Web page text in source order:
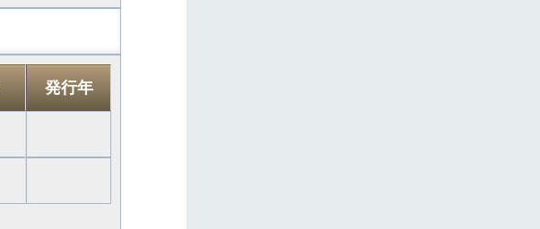
発行年